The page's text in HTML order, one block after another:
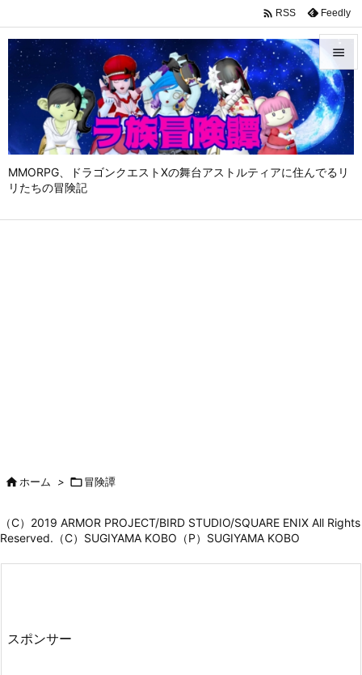
MMORPG、ドラゴンクエストⅩの舞台アストルティアに住んでるリ
リたちの冒険記


メニュ

サイド

 RSS Feedly
ホーム > 冒険譚
（C）2019 ARMOR PROJECT/BIRD STUDIO/SQUARE ENIX All Rights
Reserved.（C）SUGIYAMA KOBO（P）SUGIYAMA KOBO
スポンサー